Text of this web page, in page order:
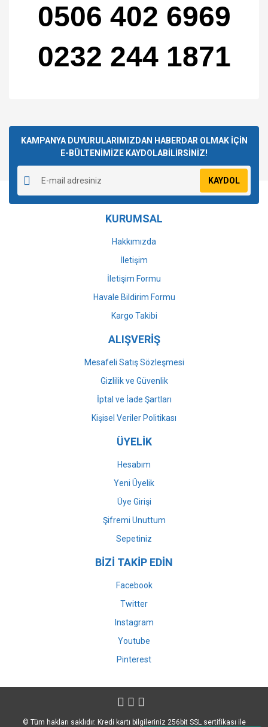
0506 402 6969
0232 244 1871
Yorum Yaz
kullanarak tarafımıza iletebilirsiniz.
Görüş ve önerileriniz için teşekkür ederiz.
Ürün resmi kalitesiz, bozuk veya görüntülenemiyor.
Ürün açıklamasında eksik bilgiler bulunuyor.
Ürün bilgilerinde hatalar bulunuyor.
Ürün fiyatı diğer sitelerden daha pahalı.
Gönder
KAMPANYA DUYURULARIMIZDAN HABERDAR OLMAK İÇİN
E-BÜLTENİMİZE KAYDOLABİLİRSİNİZ!
KAYDOL
KURUMSAL
Hakkımızda
İletişim
İletişim Formu
Havale Bildirim Formu
Kargo Takibi
ALIŞVERİŞ
Mesafeli Satış Sözleşmesi
Gizlilik ve Güvenlik
İptal ve İade Şartları
Kişisel Veriler Politikası
ÜYELİK
Hesabım
Yeni Üyelik
Üye Girişi
Şifremi Unuttum
Sepetiniz
BİZİ TAKİP EDİN
Facebook
Twitter
Instagram
Youtube
Pinterest
© Tüm hakları saklıdır. Kredi kartı bilgileriniz 256bit SSL sertifikası ile